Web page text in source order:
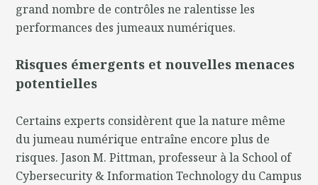
grand nombre de contrôles ne ralentisse les
performances des jumeaux numériques.
Risques émergents et nouvelles menaces
potentielles
Certains experts considèrent que la nature même
du jumeau numérique entraîne encore plus de
risques. Jason M. Pittman, professeur à la School of
Cybersecurity & Information Technology du Campus